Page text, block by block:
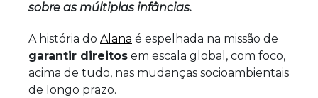
sobre as múltiplas infâncias.
A história do Alana é espelhada na missão de
garantir direitos em escala global, com foco,
acima de tudo, nas mudanças socioambientais
de longo prazo.